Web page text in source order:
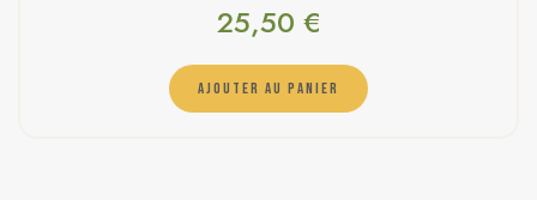
25,50 €
AJOUTER AU PANIER